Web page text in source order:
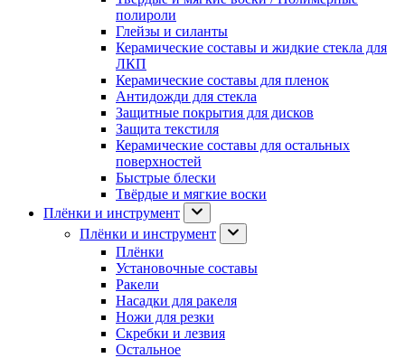
полироли
Глейзы и силанты
Керамические составы и жидкие стекла для
ЛКП
Керамические составы для пленок
Антидожди для стекла
Защитные покрытия для дисков
Защита текстиля
Керамические составы для остальных
поверхностей
Быстрые блески
Твёрдые и мягкие воски
Плёнки и инструмент
Плёнки и инструмент
Плёнки
Установочные составы
Ракели
Насадки для ракеля
Ножи для резки
Скребки и лезвия
Остальное